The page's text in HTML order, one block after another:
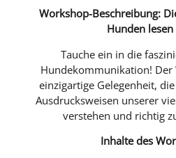
Workshop-Beschreibung:
Hunden
Tauche ein in die
Hundekommunikation!
einzigartige Gelegenheit,
Ausdrucksweisen unserer
verstehen und richtig
Inhalte des